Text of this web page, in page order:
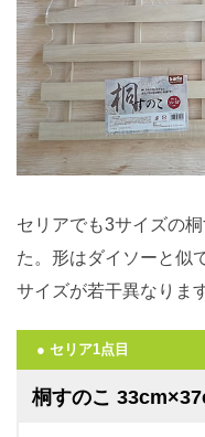
セリアでも3サイズの
た。形はダイソーと似
サイズが若干異なります
● セリア1点目
桐すのこ